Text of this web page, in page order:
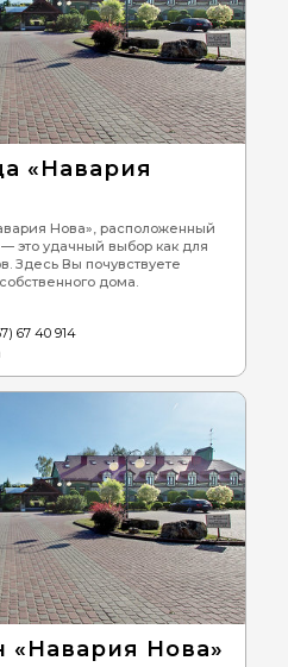
«Навария
Нова», расположенный
это удачный выбор как для
Здесь Вы почувствуете
дома.
67 40 914
«Навария Нова»